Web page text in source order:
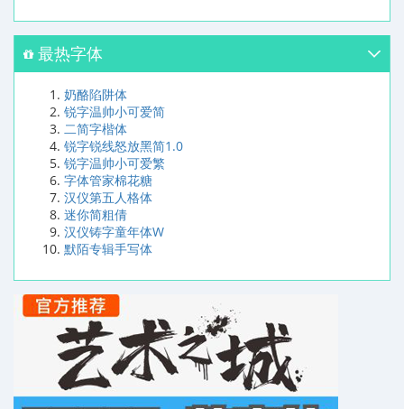
最热字体
奶酪陷阱体
锐字温帅小可爱简
二简字楷体
锐字锐线怒放黑简1.0
锐字温帅小可爱繁
字体管家棉花糖
汉仪第五人格体
迷你简粗倩
汉仪铸字童年体W
默陌专辑手写体